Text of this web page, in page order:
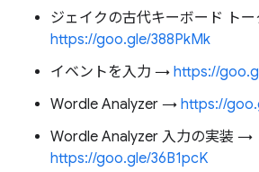
ジェイクの古代キーボード ト
https://goo.gle/388PkMk
イベントを入力 → https://
Wordle Analyzer → https://
Wordle Analyzer 入力の実装 →
https://goo.gle/36B1pcK